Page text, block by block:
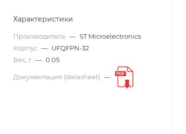
Характеристики
Производитель — ST Microelectronics
Корпус — UFQFPN-32
Вес, г — 0.05
Документация (datasheet) —